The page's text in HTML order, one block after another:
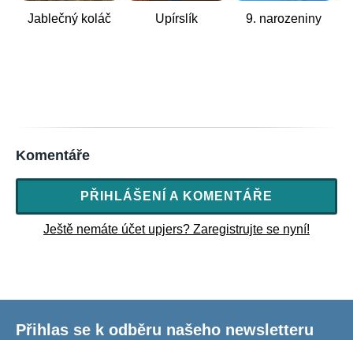
Jablečný koláč Upírslík 9. narozeniny
Komentáře
PŘIHLÁŠENÍ A KOMENTÁŘE
Ještě nemáte účet upjers? Zaregistrujte se nyní!
Přihlas se k odběru našeho newsletteru